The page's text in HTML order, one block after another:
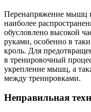
Перенапряжение мышц
наиболее
обусловлено высокой
руками, особенно в
кроль. Для
в тренировочный
укрепление мышц, а
между тренировками.
Неправильная